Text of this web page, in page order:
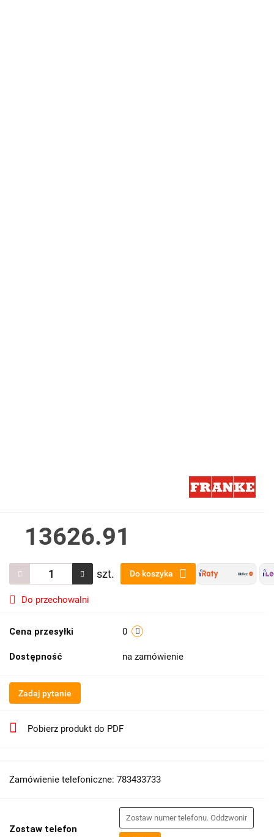
13626.91
szt. Do koszyka
Do przechowalni
Cena przesyłki 0
Dostępność na zamówienie
Zadaj pytanie
Pobierz produkt do PDF
Zamówienie telefoniczne: 783433733
Zostaw telefon